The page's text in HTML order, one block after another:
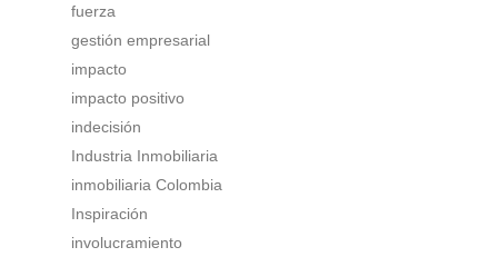
fuerza
gestión empresarial
impacto
impacto positivo
indecisión
Industria Inmobiliaria
inmobiliaria Colombia
Inspiración
involucramiento